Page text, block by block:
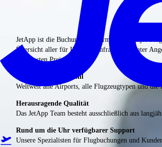
JetApp ist die Buchungsplattform für Privatjet-
Übersicht aller für Ihre Fluganfrage relevanter
zum besten Preis erhalten.
Unglaubliche Auswahl
Weltweit alle Airports, alle Flugzeugtypen und die
Herausragende Qualität
Das JetApp Team besteht ausschließlich aus
Rund um die Uhr verfügbarer Support
Unsere Spezialisten für Flugbuchungen und